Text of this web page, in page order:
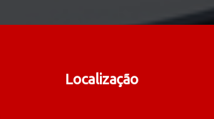
Localização